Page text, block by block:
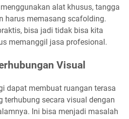
alat khusus, tangga
harus memasang scafolding.
bisa jadi tidak bisa kita
memanggil jasa profesional.
Visual
dapat membuat ruangan terasa
terhubung secara visual dengan
Ini bisa menjadi masalah